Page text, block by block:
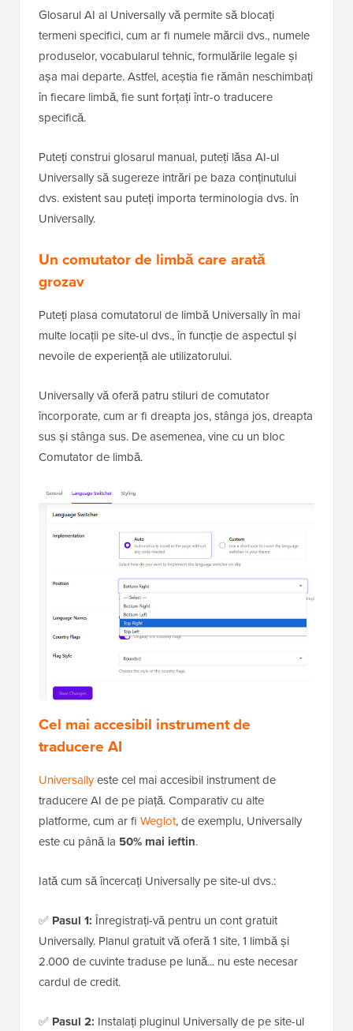
Glosarul AI al Universally vă permite să blocați
termeni specifici, cum ar fi numele mărcii dvs., numele
produselor, vocabularul tehnic, formulările legale și
așa mai departe. Astfel, aceștia fie rămân neschimbați
în fiecare limbă, fie sunt forțați într-o traducere
specifică.
Puteți construi glosarul manual, puteți lăsa AI-ul
Universally să sugereze intrări pe baza conținutului
dvs. existent sau puteți importa terminologia dvs. în
Universally.
Un comutator de limbă care arată
grozav
Puteți plasa comutatorul de limbă Universally în mai
multe locații pe site-ul dvs., în funcție de aspectul și
nevoile de experiență ale utilizatorului.
Universally vă oferă patru stiluri de comutator
încorporate, cum ar fi dreapta jos, stânga jos, dreapta
sus și stânga sus. De asemenea, vine cu un bloc
Comutator de limbă.
Cel mai accesibil instrument de
traducere AI
Universallyeste cel mai accesibil instrument de
traducere AI de pe piață. Comparativ cu alte
platforme, cum ar fi Weglot, de exemplu, Universally
este cu până la 50% mai ieftin.
Iată cum să încercați Universally pe site-ul dvs.:
✅ Pasul 1: Înregistrați-vă pentru un cont gratuit
Universally. Planul gratuit vă oferă 1 site, 1 limbă și
2.000 de cuvinte traduse pe lună... nu este necesar
cardul de credit.
✅ Pasul 2: Instalați pluginul Universally de pe site-ul